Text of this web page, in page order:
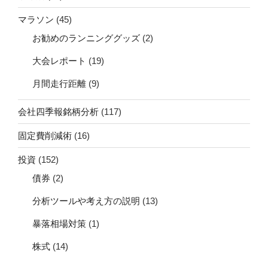
マラソン (45)
お勧めのランニンググッズ (2)
大会レポート (19)
月間走行距離 (9)
会社四季報銘柄分析 (117)
固定費削減術 (16)
投資 (152)
債券 (2)
分析ツールや考え方の説明 (13)
暴落相場対策 (1)
株式 (14)